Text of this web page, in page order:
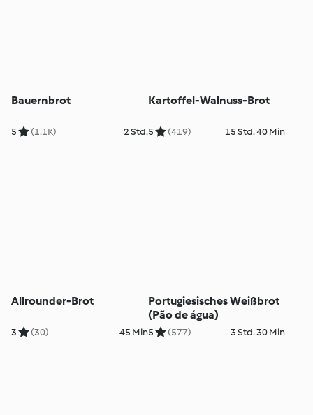
Bauernbrot
5 (1.1K) 2 Std.
Kartoffel-Walnuss-Brot
5 (419) 15 Std. 40 Min
Allrounder-Brot
3 (30) 45 Min
Portugiesisches Weißbrot
(Pão de água)
5 (577) 3 Std. 30 Min